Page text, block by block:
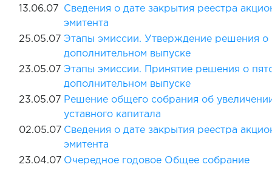
13.06.07
Сведения о дате закрытия реестра
эмитента
25.05.07 Этапы эмиссии. Утверждение решения о
дополнительном выпуске
23.05.07 Этапы эмиссии. Принятие решения о
дополнительном выпуске
23.05.07 Решение общего собрания об
уставного капитала
02.05.07 Сведения о дате закрытия реестра
эмитента
23.04.07 Очередное годовое Общее собрание